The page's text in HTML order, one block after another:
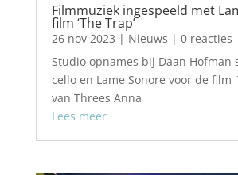
Filmmuziek ingespeeld met
film ‘The Trap’
26 nov 2023 | Nieuws | 0 reacties
Studio opnames bij Daan Hofman
cello en Lame Sonore voor de film
van Threes Anna
Lees meer